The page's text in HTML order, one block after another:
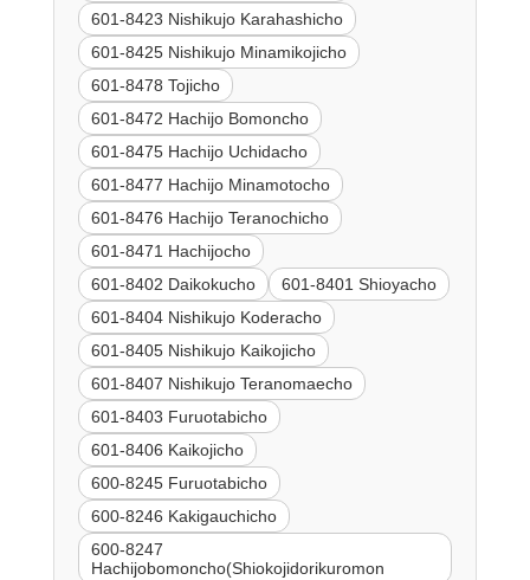
601-8423 Nishikujo Karahashicho
601-8425 Nishikujo Minamikojicho
601-8478 Tojicho
601-8472 Hachijo Bomoncho
601-8475 Hachijo Uchidacho
601-8477 Hachijo Minamotocho
601-8476 Hachijo Teranochicho
601-8471 Hachijocho
601-8402 Daikokucho
601-8401 Shioyacho
601-8404 Nishikujo Koderacho
601-8405 Nishikujo Kaikojicho
601-8407 Nishikujo Teranomaecho
601-8403 Furuotabicho
601-8406 Kaikojicho
600-8245 Furuotabicho
600-8246 Kakigauchicho
600-8247
Hachijobomoncho(Shiokojidorikuromon